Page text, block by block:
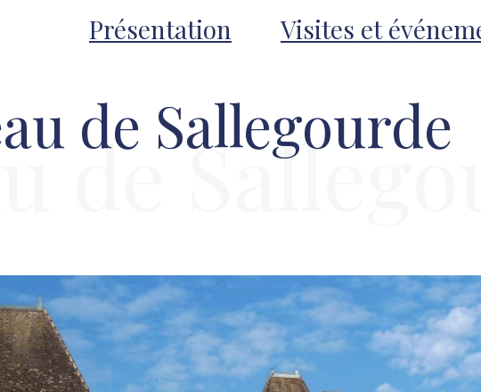
Présentation Visites et
de Sallegourde
de